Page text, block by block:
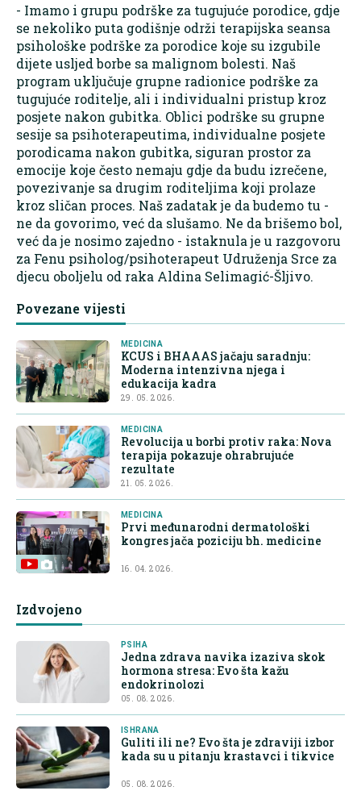
- Imamo i grupu podrške za tugujuće porodice, gdje
se nekoliko puta godišnje održi terapijska seansa
psihološke podrške za porodice koje su izgubile
dijete usljed borbe sa malignom bolesti. Naš
program uključuje grupne radionice podrške za
tugujuće roditelje, ali i individualni pristup kroz
posjete nakon gubitka. Oblici podrške su grupne
sesije sa psihoterapeutima, individualne posjete
porodicama nakon gubitka, siguran prostor za
emocije koje često nemaju gdje da budu izrečene,
povezivanje sa drugim roditeljima koji prolaze
kroz sličan proces. Naš zadatak je da budemo tu -
ne da govorimo, već da slušamo. Ne da brišemo bol,
već da je nosimo zajedno - istaknula je u razgovoru
za Fenu psiholog/psihoterapeut Udruženja Srce za
djecu oboljelu od raka Aldina Selimagić-Šljivo.
Povezane vijesti
MEDICINA
KCUS i BHAAAS jačaju saradnju:
Moderna intenzivna njega i
edukacija kadra
29. 05. 2026.
MEDICINA
Revolucija u borbi protiv raka: Nova
terapija pokazuje ohrabrujuće
rezultate
21. 05. 2026.
MEDICINA
Prvi međunarodni dermatološki
kongres jača poziciju bh. medicine
16. 04. 2026.
Izdvojeno
PSIHA
Jedna zdrava navika izaziva skok
hormona stresa: Evo šta kažu
endokrinolozi
05. 08. 2026.
ISHRANA
Guliti ili ne? Evo šta je zdraviji izbor
kada su u pitanju krastavci i tikvice
05. 08. 2026.